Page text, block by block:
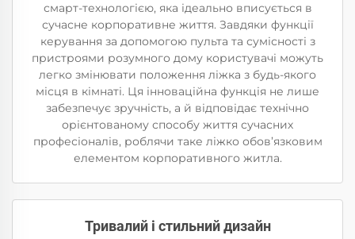
смарт-технологією, яка ідеально вписується в
сучасне корпоративне життя. Завдяки функції
керування за допомогою пульта та сумісності з
пристроями розумного дому користувачі можуть
легко змінювати положення ліжка з будь-якого
місця в кімнаті. Ця інноваційна функція не лише
забезпечує зручність, а й відповідає технічно
орієнтованому способу життя сучасних
професіоналів, роблячи таке ліжко обов’язковим
елементом корпоративного житла.
Тривалий і стильний дизайн